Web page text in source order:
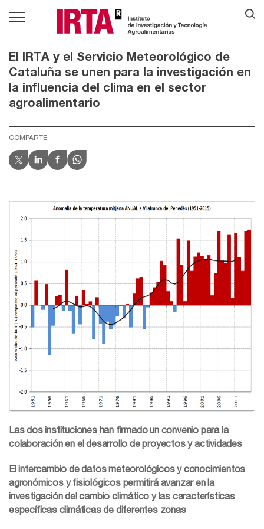
El IRTA y el Servicio Meteorológico de
Cataluña se unen para la investigación en
la influencia del clima en el sector
agroalimentario
COMPARTE
Las dos instituciones han firmado un convenio para la
colaboración en el desarrollo de proyectos y actividades
El intercambio de datos meteorológicos y conocimientos
agronómicos y fisiológicos permitirá avanzar en la
investigación del cambio climático y las características
específicas climáticas de diferentes zonas